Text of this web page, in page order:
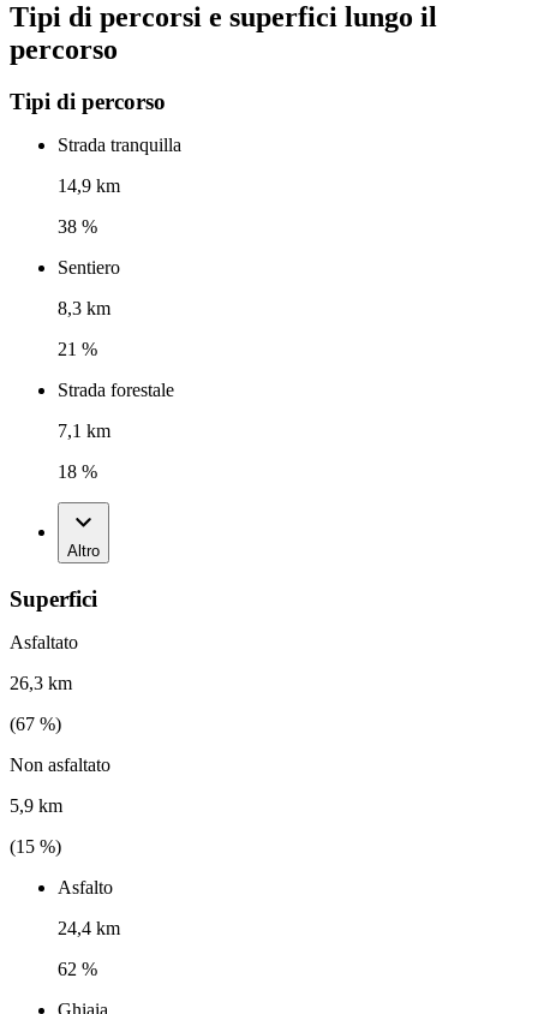
Tipi di percorsi e superfici lungo il
percorso
Tipi di percorso
Strada tranquilla
14,9 km
38 %
Sentiero
8,3 km
21 %
Strada forestale
7,1 km
18 %
Altro
Superfici
Asfaltato
26,3 km
(67 %)
Non asfaltato
5,9 km
(15 %)
Asfalto
24,4 km
62 %
Ghiaia